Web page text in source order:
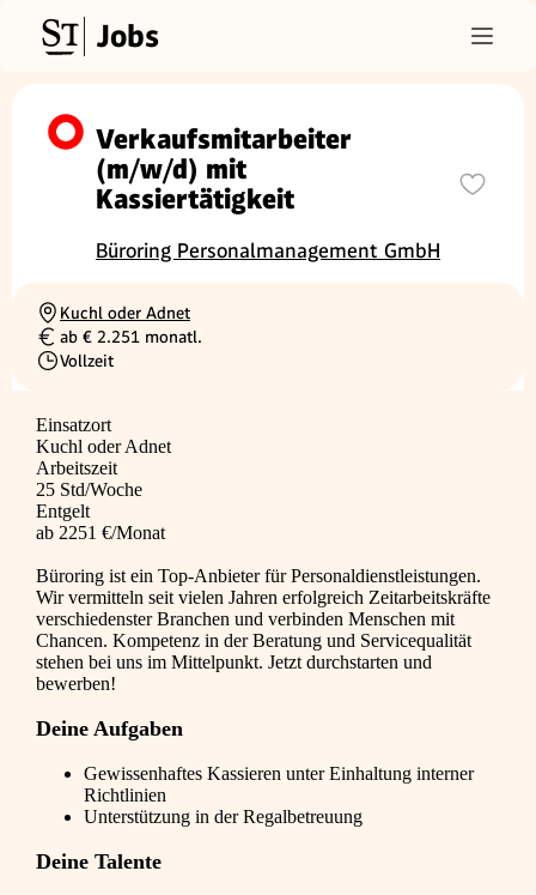
Jobs
Verkaufsmitarbeiter
(m/w/d) mit
Kassiertätigkeit
Büroring Personalmanagement GmbH
Ortschaft
Kuchl oder Adnet
Gehalt
ab € 2.251 monatl.
Beschäftigungsart
Vollzeit
Einsatzort
Kuchl oder Adnet
Arbeitszeit
25 Std/Woche
Entgelt
ab 2251 €/Monat
Büroring ist ein Top-Anbieter für Personaldienstleistungen.
Wir vermitteln seit vielen Jahren erfolgreich Zeitarbeitskräfte
verschiedenster Branchen und verbinden Menschen mit
Chancen. Kompetenz in der Beratung und Servicequalität
stehen bei uns im Mittelpunkt. Jetzt durchstarten und
bewerben!
Deine Aufgaben
Gewissenhaftes Kassieren unter Einhaltung interner
Richtlinien
Unterstützung in der Regalbetreuung
Deine Talente